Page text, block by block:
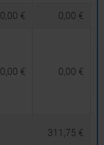
0,00 € 0,00 €
0,00 € 0,00 €
311,75 €